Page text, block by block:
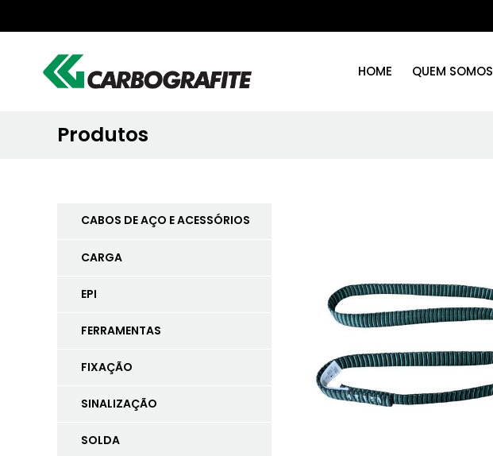
HOME QUEM SOMOS
Produtos
CABOS DE AÇO E ACESSÓRIOS
CARGA
EPI
FERRAMENTAS
FIXAÇÃO
SINALIZAÇÃO
SOLDA